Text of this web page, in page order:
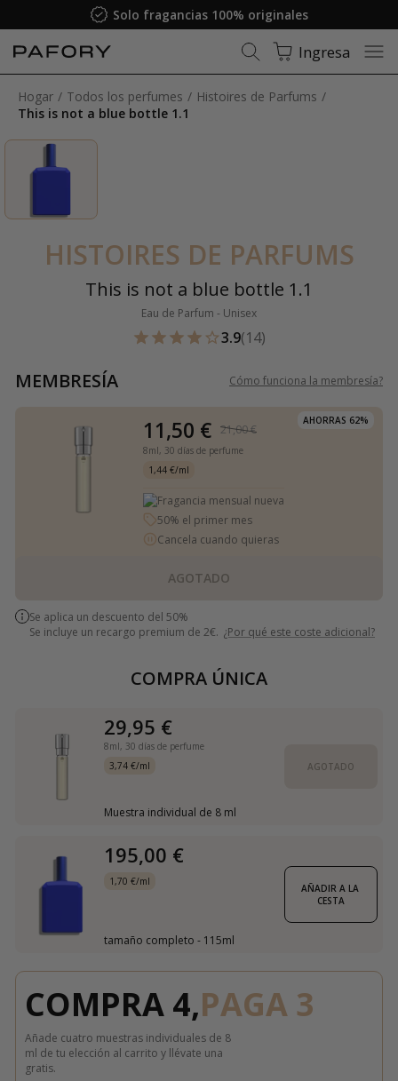
Solo fragancias 100% originales
Ingresa
Hogar Todos los perfumes
Histoires de Parfums
This is not a blue bottle 1.1
HISTOIRES DE PARFUMS
This is not a blue bottle 1.1
Eau de Parfum - Unisex
3.9(14)
MEMBRESÍA Cómo funciona la membresía?
AHORRAS 62%
11,50 € 21,00 €
8ml, 30 días de perfume
1,44 €/ml
Fragancia mensual nueva
50% el primer mes
Cancela cuando quieras
AGOTADO
Se aplica un descuento del 50%
Se incluye un recargo premium de 2€. ¿Por qué este coste adicional?
COMPRA ÚNICA
29,95 €
8ml, 30 días de perfume
3,74 €/ml
Muestra individual de 8 ml
AGOTADO
195,00 €
1,70 €/ml
tamaño completo - 115ml
AÑADIR A LA
CESTA
COMPRA 4,PAGA 3
Añade cuatro muestras individuales de 8
ml de tu elección al carrito y llévate una
gratis.